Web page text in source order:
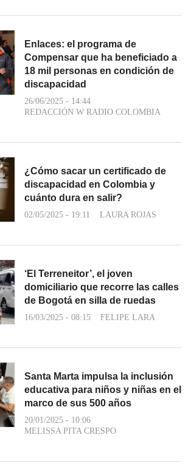
Enlaces: el programa de
Compensar que ha beneficiado a
18 mil personas en condición de
discapacidad
26/06/2025 - 14:44
REDACCIÓN W RADIO COLOMBIA
¿Cómo sacar un certificado de
discapacidad en Colombia y
cuánto dura en salir?
02/05/2025 - 19:11 LAURA ROJAS
‘El Terreneitor’, el joven
domiciliario que recorre las calles
de Bogotá en silla de ruedas
16/03/2025 - 08:15 FELIPE LARA
Santa Marta impulsa la inclusión
educativa para niños y niñas en el
marco de sus 500 años
20/01/2025 - 10:06
MELISSA PITA CRESPO